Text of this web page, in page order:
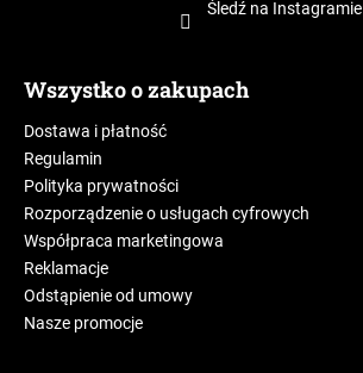
Śledź na Instagramie
Wszystko o zakupach
Dostawa i płatność
Regulamin
Polityka prywatności
Rozporządzenie o usługach cyfrowych
Współpraca marketingowa
Reklamacje
Odstąpienie od umowy
Nasze promocje